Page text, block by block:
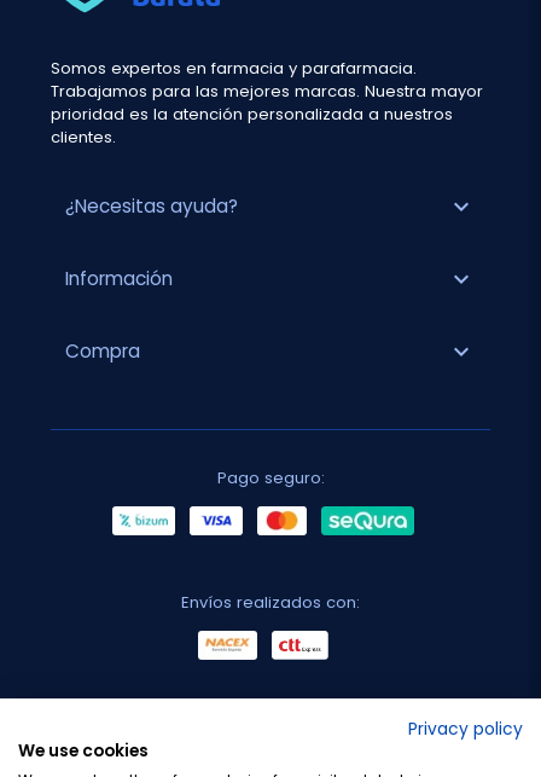
Somos expertos en farmacia y parafarmacia.
Trabajamos para las mejores marcas. Nuestra mayor
prioridad es la atención personalizada a nuestros
clientes.
¿Necesitas ayuda? expand_more
Información expand_more
Compra expand_more
Pago seguro:
Envíos realizados con:
Privacy policy
We use cookies